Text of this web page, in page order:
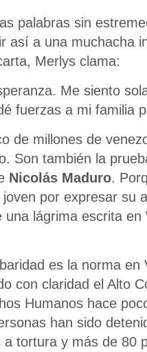
palabras sin
así a una muchacha
Merlys clama:
Me siento
fuerzas a mi familia
de millones de
Son también la
Nicolás Maduro.
por expresar su
una lágrima escrita
es la norma en
con claridad el Alto
Humanos hace
han sido
tortura y más de 80